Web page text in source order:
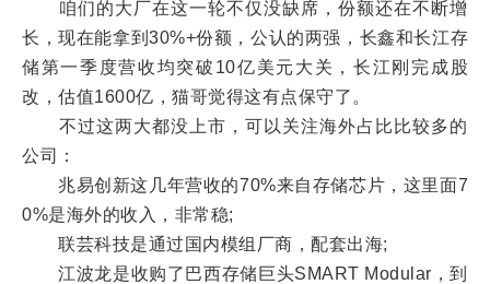
咱们的大厂在这一轮不仅没缺席，份额还在不断增
长，现在能拿到30%+份额，公认的两强，长鑫和长江存
储第一季度营收均突破10亿美元大关，长江刚完成股
改，估值1600亿，猫哥觉得这有点保守了。
不过这两大都没上市，可以关注海外占比比较多的
公司：
兆易创新这几年营收的70%来自存储芯片，这里面7
0%是海外的收入，非常稳;
联芸科技是通过国内模组厂商，配套出海;
江波龙是收购了巴西存储巨头SMART Modular，到